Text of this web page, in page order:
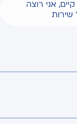
אני רוצה
שירות